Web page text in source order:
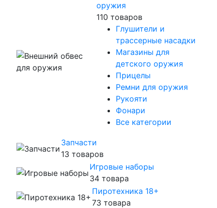
оружия
110 товаров
Глушители и
трассерные насадки
Магазины для
детского оружия
Прицелы
Ремни для оружия
Рукояти
Фонари
Все категории
Запчасти
13 товаров
Игровые наборы
34 товара
Пиротехника 18+
73 товара